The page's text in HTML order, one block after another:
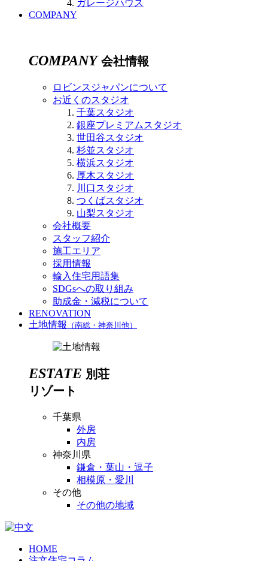
ガレージハウス
COMPANY
COMPANY 会社情報
ロビンスジャパンについて
お近くのスタジオ
千葉スタジオ
銀座プレミアムスタジオ
世田谷スタジオ
杉並スタジオ
横浜スタジオ
厚木スタジオ
川口スタジオ
つくばスタジオ
山梨スタジオ
会社概要
スタッフ紹介
施工エリア
採用情報
輸入住宅用語集
SDGsへの取り組み
助成金・減税について
RENOVATION
土地情報
（南総・神奈川他）
ESTATE 別荘
リゾート
千葉県
外房
内房
神奈川県
鎌倉・葉山・逗子
相模原・愛川
その他
その他の地域
HOME